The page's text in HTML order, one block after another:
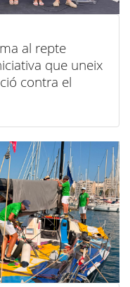
al repte
que uneix
contra el